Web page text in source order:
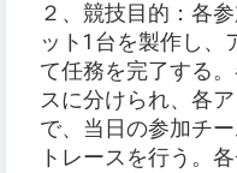
２、競技目的：各
ット1台を製作し、
て任務を完了する
スに分けられ、各
で、当日の参加チ
トレースを行う。